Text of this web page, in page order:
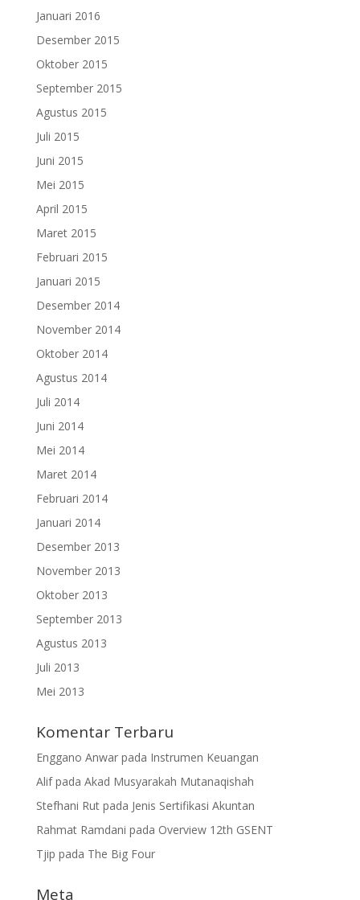
Januari 2016
Desember 2015
Oktober 2015
September 2015
Agustus 2015
Juli 2015
Juni 2015
Mei 2015
April 2015
Maret 2015
Februari 2015
Januari 2015
Desember 2014
November 2014
Oktober 2014
Agustus 2014
Juli 2014
Juni 2014
Mei 2014
Maret 2014
Februari 2014
Januari 2014
Desember 2013
November 2013
Oktober 2013
September 2013
Agustus 2013
Juli 2013
Mei 2013
Komentar Terbaru
Enggano Anwarpada Instrumen Keuangan
Alifpada Akad Musyarakah Mutanaqishah
Stefhani Rutpada Jenis Sertifikasi Akuntan
Rahmat Ramdani pada Overview 12th GSENT
Tjip pada The Big Four
Meta